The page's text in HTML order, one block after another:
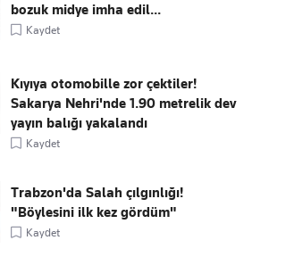
bozuk midye imha edil...
Kaydet
Kıyıya otomobille zor çektiler!
Sakarya Nehri'nde 1.90 metrelik dev
yayın balığı yakalandı
Kaydet
Trabzon'da Salah çılgınlığı!
"Böylesini ilk kez gördüm"
Kaydet